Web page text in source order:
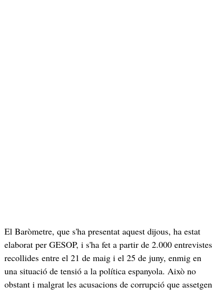
El Baròmetre, que s'ha presentat aquest dijous, ha estat
elaborat per GESOP, i s'ha fet a partir de 2.000 entrevistes
recollides entre el 21 de maig i el 25 de juny, enmig en
una situació de tensió a la política espanyola. Això no
obstant i malgrat les acusacions de corrupció que assetgen